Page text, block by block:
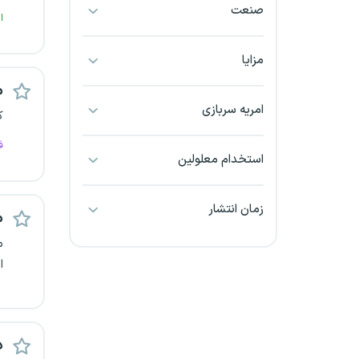
بجنورد
خراسان جنوبی
صنعت
مزایا
امریه سربازی
استخدام معلولین
زمان انتشار